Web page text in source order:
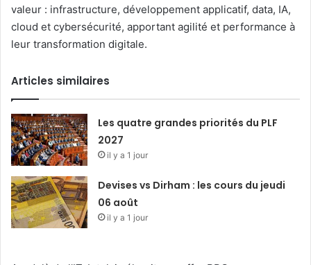
valeur : infrastructure, développement applicatif, data, IA,
cloud et cybersécurité, apportant agilité et performance à
leur transformation digitale.
Articles similaires
Les quatre grandes priorités du PLF
2027
il y a 1 jour
Devises vs Dirham : les cours du jeudi
06 août
il y a 1 jour